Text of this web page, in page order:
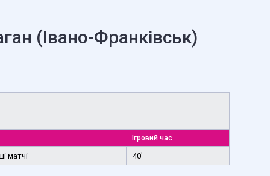
(Івано-Франківськ)
Ігровий час
матчі 40'